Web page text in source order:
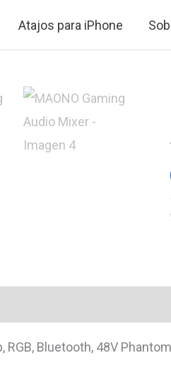
Atajos para iPhone
Bluetooth, 48V